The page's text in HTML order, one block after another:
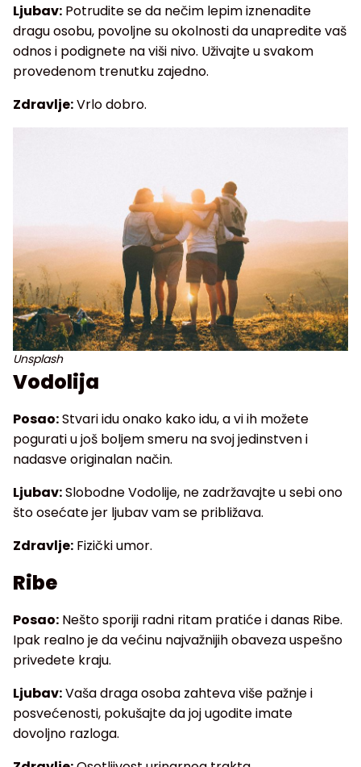
Ljubav: Potrudite se da nečim lepim iznenadite
dragu osobu, povoljne su okolnosti da unapredite vaš
odnos i podignete na viši nivo. Uživajte u svakom
provedenom trenutku zajedno.
Zdravlje:Vrlo dobro.
Unsplash
Vodolija
Posao:Stvari idu onako kako idu, a vi ih možete
pogurati u još boljem smeru na svoj jedinstven i
nadasve originalan način.
Ljubav:Slobodne Vodolije, ne zadržavajte u sebi ono
što osećate jer ljubav vam se približava.
Zdravlje: Fizički umor.
Ribe
Posao: Nešto sporiji radni ritam pratiće i danas Ribe.
Ipak realno je da većinu najvažnijih obaveza uspešno
privedete kraju.
Ljubav:Vaša draga osoba zahteva više pažnje i
posvećenosti, pokušajte da joj ugodite imate
dovoljno razloga.